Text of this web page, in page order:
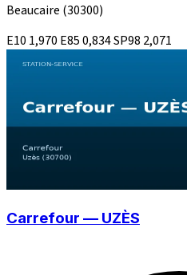
Beaucaire (30300)
E10 1,970 E850,834SP98 2,071
Carrefour — UZÈS